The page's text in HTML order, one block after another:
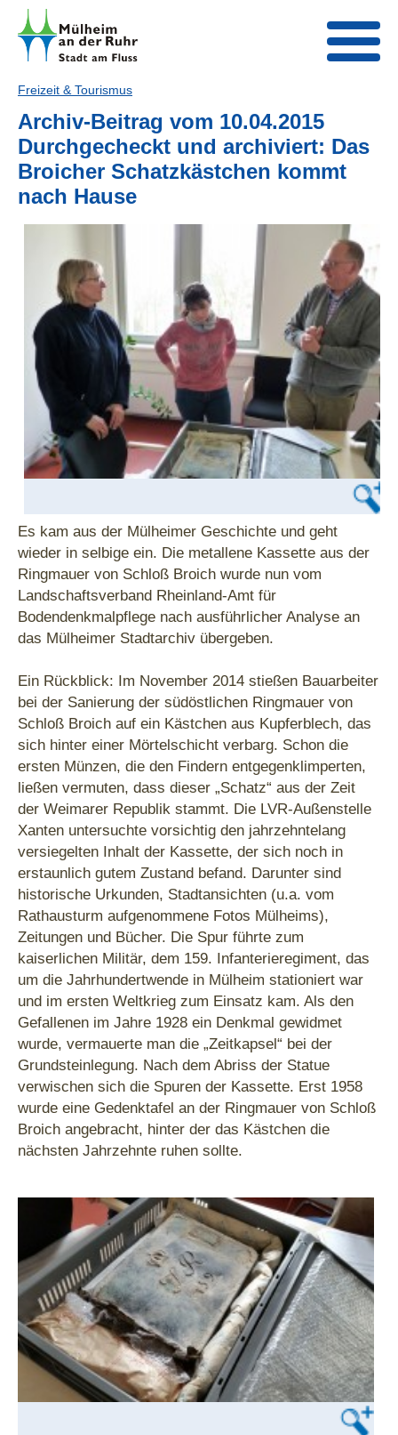
Freizeit & Tourismus
Archiv-Beitrag vom 10.04.2015
Durchgecheckt und archiviert: Das
Broicher Schatzkästchen kommt
nach Hause
Es kam aus der Mülheimer Geschichte und geht
wieder in selbige ein. Die metallene Kassette aus der
Ringmauer von Schloß Broich wurde nun vom
Landschaftsverband Rheinland-Amt für
Bodendenkmalpflege nach ausführlicher Analyse an
das Mülheimer Stadtarchiv übergeben.
Ein Rückblick: Im November 2014 stießen Bauarbeiter
bei der Sanierung der südöstlichen Ringmauer von
Schloß Broich auf ein Kästchen aus Kupferblech, das
sich hinter einer Mörtelschicht verbarg. Schon die
ersten Münzen, die den Findern entgegenklimperten,
ließen vermuten, dass dieser „Schatz“ aus der Zeit
der Weimarer Republik stammt. Die LVR-Außenstelle
Xanten untersuchte vorsichtig den jahrzehntelang
versiegelten Inhalt der Kassette, der sich noch in
erstaunlich gutem Zustand befand. Darunter sind
historische Urkunden, Stadtansichten (u.a. vom
Rathausturm aufgenommene Fotos Mülheims),
Zeitungen und Bücher. Die Spur führte zum
kaiserlichen Militär, dem 159. Infanterieregiment, das
um die Jahrhundertwende in Mülheim stationiert war
und im ersten Weltkrieg zum Einsatz kam. Als den
Gefallenen im Jahre 1928 ein Denkmal gewidmet
wurde, vermauerte man die „Zeitkapsel“ bei der
Grundsteinlegung. Nach dem Abriss der Statue
verwischen sich die Spuren der Kassette. Erst 1958
wurde eine Gedenktafel an der Ringmauer von Schloß
Broich angebracht, hinter der das Kästchen die
nächsten Jahrzehnte ruhen sollte.